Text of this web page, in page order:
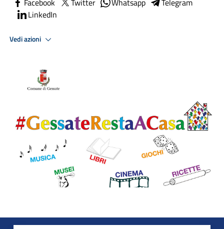
Facebook Twitter Whatsapp
Telegram
LinkedIn
Vedi azioni